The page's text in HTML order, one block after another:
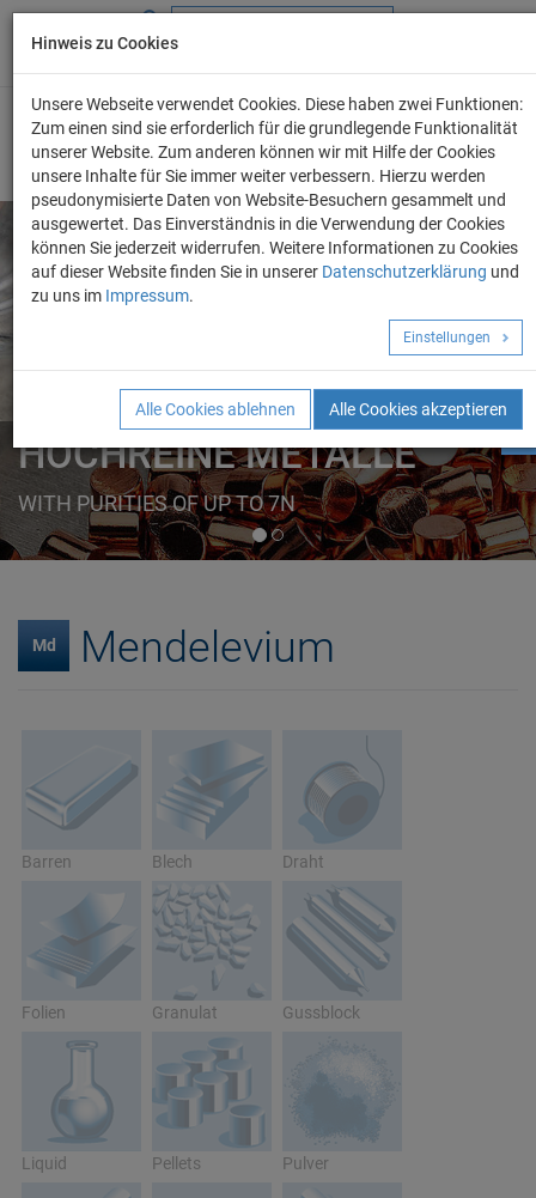
+49 (0) 69 986 4604 - 0
ELEMENTE
FORMEN
HOCHREINE METALLE
WITH PURITIES OF UP TO 7N
Angebot anfordern!
Md Mendelevium
Barren Blech Draht
Folien Granulat Gussblock
Liquid Pellets Pulver
Hinweis zu Cookies
Unsere Webseite verwendet Cookies. Diese haben zwei Funktionen:
Zum einen sind sie erforderlich für die grundlegende Funktionalität
unserer Website. Zum anderen können wir mit Hilfe der Cookies
unsere Inhalte für Sie immer weiter verbessern. Hierzu werden
pseudonymisierte Daten von Website-Besuchern gesammelt und
ausgewertet. Das Einverständnis in die Verwendung der Cookies
können Sie jederzeit widerrufen. Weitere Informationen zu Cookies
auf dieser Website finden Sie in unserer Datenschutzerklärung und
zu uns im Impressum.
Einstellungen
Alle Cookies ablehnen Alle Cookies akzeptieren